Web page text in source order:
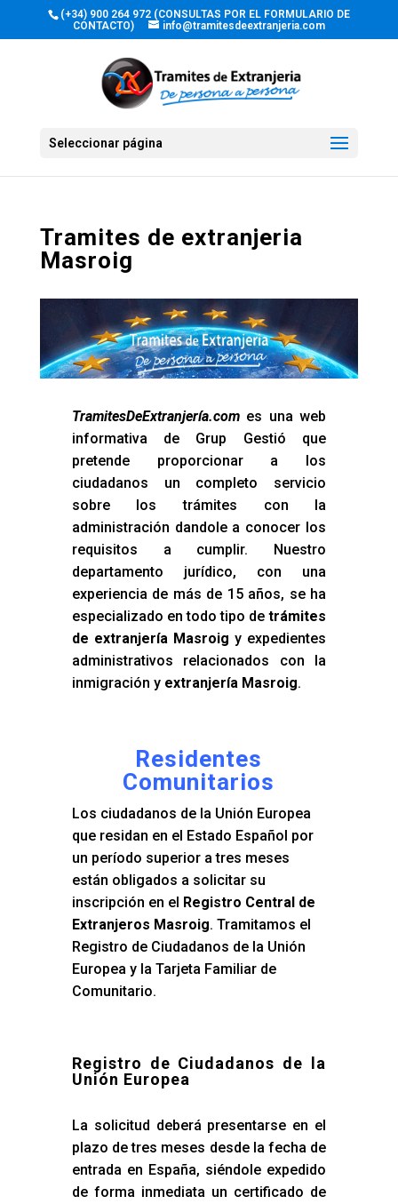
(+34) 900 264 972 (CONSULTAS POR EL FORMULARIO DE
CONTACTO)
info@tramitesdeextranjeria.com
Seleccionar página
Tramites de extranjeria
Masroig
TramitesDeExtranjería.comes una web
informativa de Grup Gestió que
pretende proporcionar a los
ciudadanos un completo servicio
sobre los trámites con la
administración dandole a conocer los
requisitos a cumplir. Nuestro
departamento jurídico, con una
experiencia de más de 15 años, se ha
especializado en todo tipo detrámites
de extranjería Masroig y expedientes
administrativos relacionados con la
inmigración y extranjería Masroig.
Residentes
Comunitarios
Los ciudadanos de la Unión Europea
que residan en el Estado Español por
un período superior a tres meses
están obligados a solicitar su
inscripción en el Registro Central de
Extranjeros Masroig. Tramitamos el
Registro de Ciudadanos de la Unión
Europea y la Tarjeta Familiar de
Comunitario.
Registro de Ciudadanos de la
Unión Europea
La solicitud deberá presentarse en el
plazo de tres meses desde la fecha de
entrada en España, siéndole expedido
de forma inmediata un certificado de